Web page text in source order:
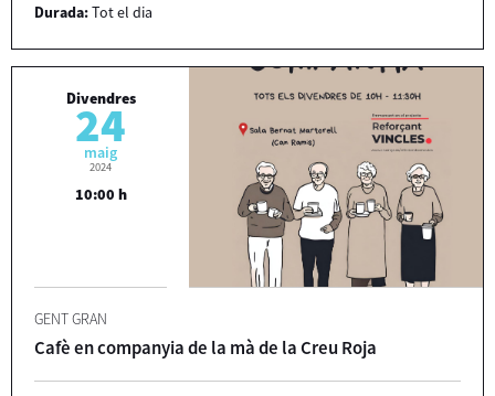
Durada:Tot el dia
Divendres
24
maig
2024
10:00 h
GENT GRAN
Cafè en companyia de la mà de la Creu Roja